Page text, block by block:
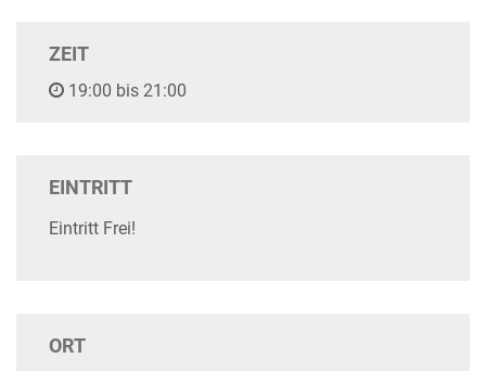
ZEIT
19:00 bis 21:00
EINTRITT
Eintritt Frei!
ORT